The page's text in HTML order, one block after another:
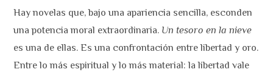
Hay novelas que, bajo una apariencia sencilla, esconden
una potencia moral extraordinaria. Un tesoro en la nieve
es una de ellas. Es una confrontación entre libertad y oro.
Entre lo más espiritual y lo más material: la libertad vale